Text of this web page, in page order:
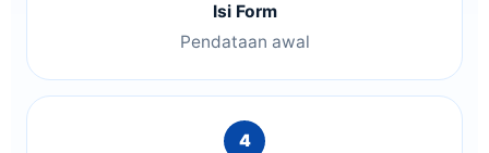
Isi Form
Pendataan awal